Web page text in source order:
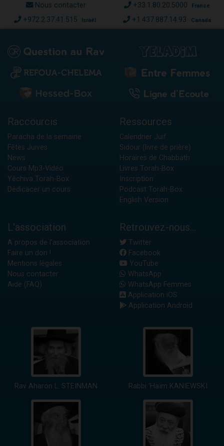
Nous contacter +33.1.80.20.5000 France
+972.2.37.41.515 Israël +1.437.887.14.93 Canada
Raccourcis
Paracha de la semaine
Fêtes Juives
News
Cours Mp3-Vidéo
Yéchiva Torah-Box
Dédicacer un cours
Ressources
Calendrier Juif
Sidour (livre de prière)
Horaires de Chabbath
Livres Torah-Box
Inscription
Podcast Torah-Box
English Version
L'association
A propos de l'association
Faire un don !
Mentions légales
Nous contacter
Aide (FAQ)
Retrouvez-nous...
Twitter
Facebook
YouTube
WhatsApp
WhatsApp Femmes
Application iOS
Application Android
Rav Aharon L. STEINMAN Rabbi 'Haïm KANIEWSKI